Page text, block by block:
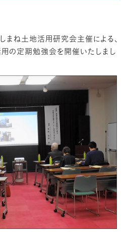
しまね土地活用研究会主催による、
の定期勉強会を開催いたしまし